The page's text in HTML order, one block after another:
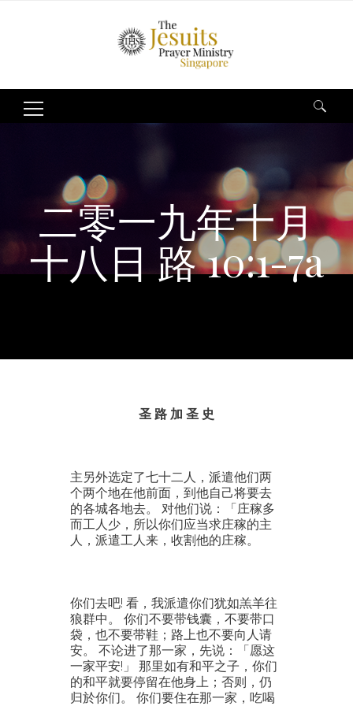
Search
二零一九年十月
十八日 路 10:1-7a
圣 路 加 圣 史
主另外选定了七十二人，派遣他们两
个两个地在他前面，到他自己将要去
的各城各地去。 对他们说：「庄稼多
而工人少，所以你们应当求庄稼的主
人，派遣工人来，收割他的庄稼。
你们去吧! 看，我派遣你们犹如羔羊往
狼群中。 你们不要带钱囊，不要带口
袋，也不要带鞋；路上也不要向人请
安。 不论进了那一家，先说：「愿这
一家平安!」 那里如有和平之子，你们
的和平就要停留在他身上；否则，仍
归於你们。 你们要住在那一家，吃喝